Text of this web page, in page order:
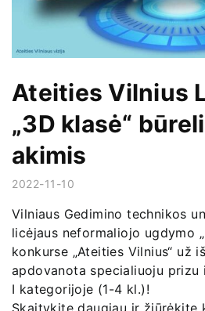
Ateities Vilnius
„3D klasė“
akimis
2022-11-10
Vilniaus Gedimino technikos
licėjaus neformaliojo ugdymo
konkurse „Ateities Vilnius“ už
apdovanota specialiuoju prizu
I kategorijoje (1-4 kl.)!
Skaitykite daugiau ir žiūrėkite